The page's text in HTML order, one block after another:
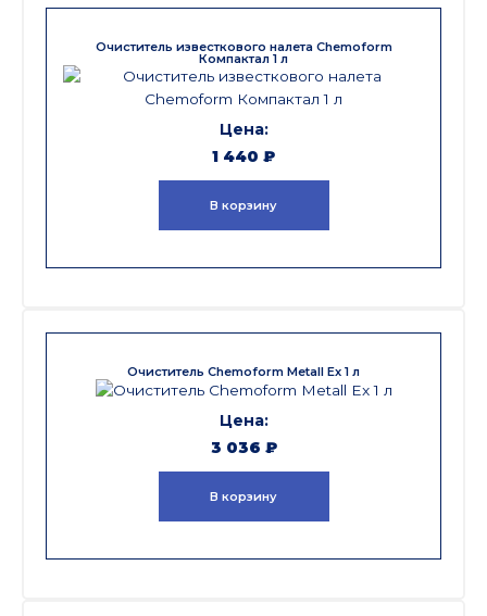
Очиститель известкового налета Chemoform
Компактал 1 л
1 440 ₽
В корзину
Очиститель Chemoform Metall Ex 1 л
3 036 ₽
В корзину